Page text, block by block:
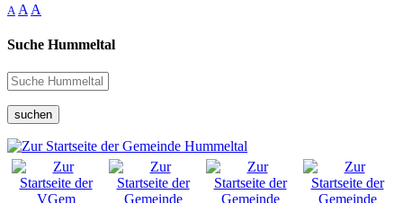
A A A
Suche Hummeltal
suchen